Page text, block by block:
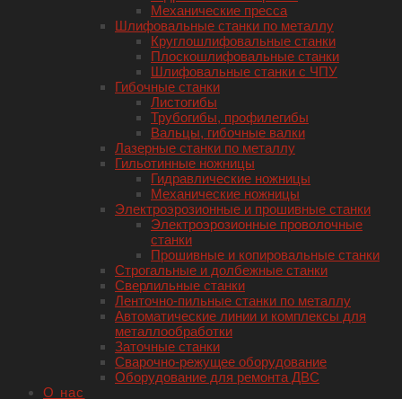
Механические пресса
Шлифовальные станки по металлу
Круглошлифовальные станки
Плоскошлифовальные станки
Шлифовальные станки с ЧПУ
Гибочные станки
Листогибы
Трубогибы, профилегибы
Вальцы, гибочные валки
Лазерные станки по металлу
Гильотинные ножницы
Гидравлические ножницы
Механические ножницы
Электроэрозионные и прошивные станки
Электроэрозионные проволочные
станки
Прошивные и копировальные станки
Строгальные и долбежные станки
Сверлильные станки
Ленточно-пильные станки по металлу
Автоматические линии и комплексы для
металлообработки
Заточные станки
Сварочно-режущее оборудование
Оборудование для ремонта ДВС
О нас